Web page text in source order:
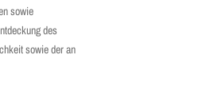
sowie
des
sowie der an